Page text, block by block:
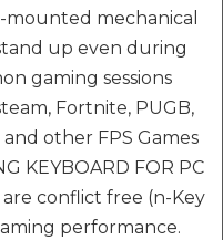
mechanical
up even during
gaming sessions
Fortnite, PUGB,
other FPS Games
KEYBOARD FOR PC
conflict free (n-Key
performance.